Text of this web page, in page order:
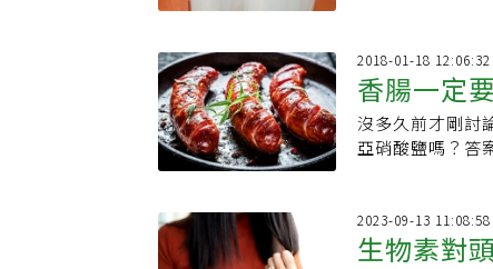
2018-01-18
香腸一定
加！
沒多久前才剛討
亞硝酸鹽嗎？答
2023-09-13
生物素對